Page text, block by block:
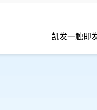
凯发一触即